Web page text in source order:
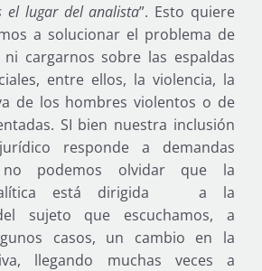
el lugar del analista”. Esto quiere
a solucionar el problema de
cargarnos sobre las espaldas
entre ellos, la violencia, la
de los hombres violentos o de
SI bien nuestra inclusión
responde a demandas
no podemos olvidar que la
está dirigida a la
sujeto que escuchamos, a
casos, un cambio en la
llegando muchas veces a